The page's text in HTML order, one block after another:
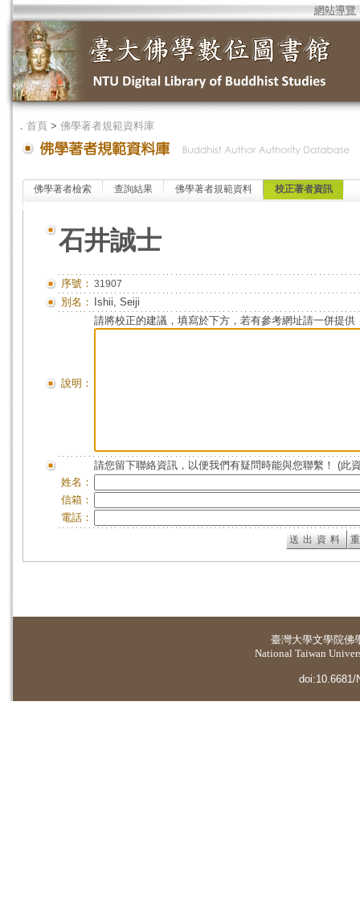
網站導覽
． 首頁 > 佛學著者規範資料庫
佛學著者檢索 查詢結果 佛學著者規範資料 校正著者資訊
石井誠士
序號： 31907
別名： Ishii, Seiji
說明：
請將校正的建議，填寫於下方，若有參考網址請一併提供
請您留下聯絡資訊，以便我們有疑問時能與您聯繫！ (此
姓名：
信箱：
電話：
臺灣大學文學院佛
National Taiwan
doi:10.6681/